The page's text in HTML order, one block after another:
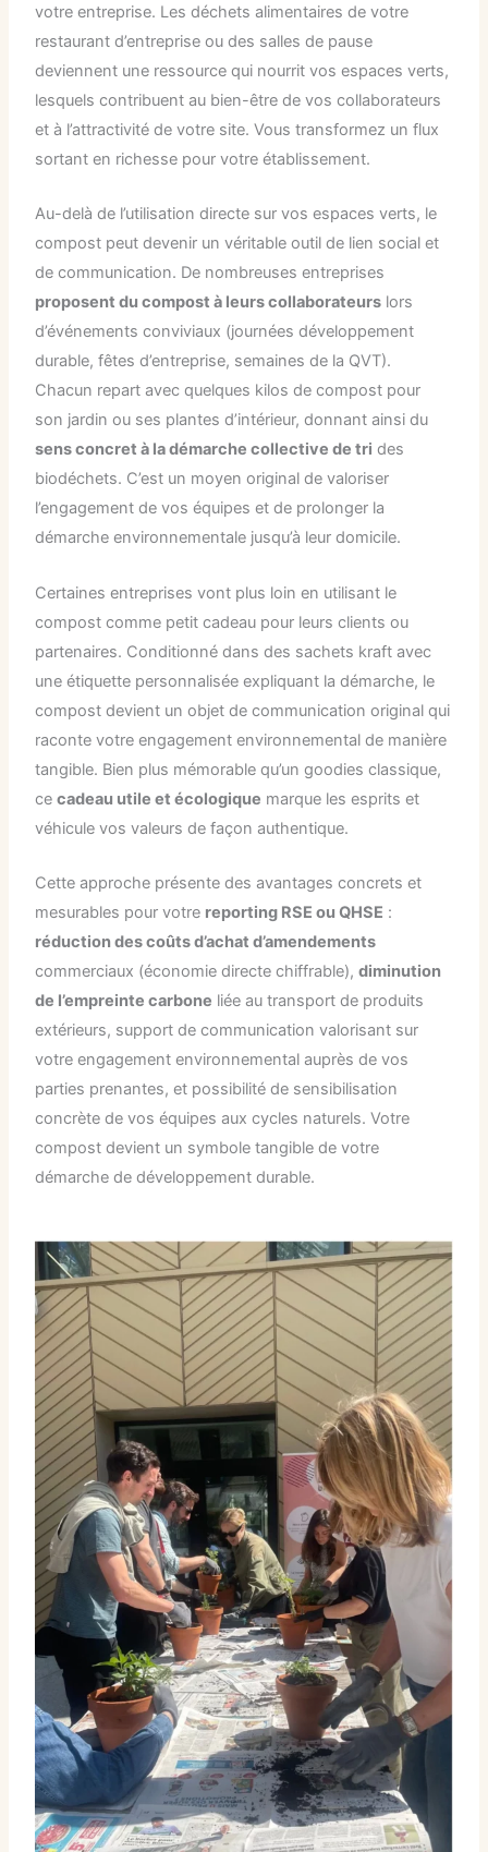
votre entreprise. Les déchets alimentaires de votre
restaurant d’entreprise ou des salles de pause
deviennent une ressource qui nourrit vos espaces verts,
lesquels contribuent au bien-être de vos collaborateurs
et à l’attractivité de votre site. Vous transformez un flux
sortant en richesse pour votre établissement.
Au-delà de l’utilisation directe sur vos espaces verts, le
compost peut devenir un véritable outil de lien social et
de communication. De nombreuses entreprises
proposent du compost à leurs collaborateurs lors
d’événements conviviaux (journées développement
durable, fêtes d’entreprise, semaines de la QVT).
Chacun repart avec quelques kilos de compost pour
son jardin ou ses plantes d’intérieur, donnant ainsi du
sens concret à la démarche collective de tri des
biodéchets. C’est un moyen original de valoriser
l’engagement de vos équipes et de prolonger la
démarche environnementale jusqu’à leur domicile.
Certaines entreprises vont plus loin en utilisant le
compost comme petit cadeau pour leurs clients ou
partenaires. Conditionné dans des sachets kraft avec
une étiquette personnalisée expliquant la démarche, le
compost devient un objet de communication original qui
raconte votre engagement environnemental de manière
tangible. Bien plus mémorable qu’un goodies classique,
cecadeau utile et écologique marque les esprits et
véhicule vos valeurs de façon authentique.
Cette approche présente des avantages concrets et
mesurables pour votre reporting RSE ou QHSE :
réduction des coûts d’achat d’amendements
commerciaux (économie directe chiffrable),diminution
de l’empreinte carbone liée au transport de produits
extérieurs, support de communication valorisant sur
votre engagement environnemental auprès de vos
parties prenantes, et possibilité de sensibilisation
concrète de vos équipes aux cycles naturels. Votre
compost devient un symbole tangible de votre
démarche de développement durable.